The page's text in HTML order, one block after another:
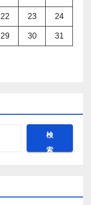
22 23 24
29 30 31
検
索